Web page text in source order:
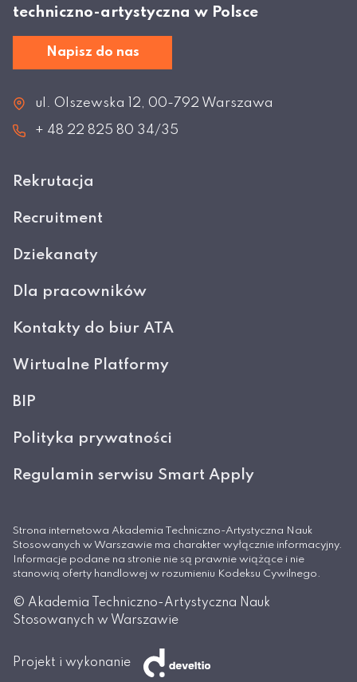
techniczno-artystyczna w Polsce
Napisz do nas
ul. Olszewska 12, 00-792 Warszawa
+ 48 22 825 80 34/35
Rekrutacja
Recruitment
Dziekanaty
Dla pracowników
Kontakty do biur ATA
Wirtualne Platformy
BIP
Polityka prywatności
Regulamin serwisu Smart Apply
Strona internetowa Akademia Techniczno-Artystyczna Nauk
Stosowanych w Warszawie ma charakter wyłącznie informacyjny.
Informacje podane na stronie nie są prawnie wiążące i nie
stanowią oferty handlowej w rozumieniu Kodeksu Cywilnego.
© Akademia Techniczno-Artystyczna Nauk
Stosowanych w Warszawie
Projekt i wykonanie